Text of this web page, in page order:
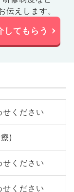
伝えします。
してもらう
ください
)
ください
ください